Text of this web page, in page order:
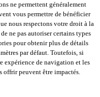
DU
ne permettent généralement
vous permettre de bénéficier
nous respectons votre droit à la
ne pas autoriser certains types
pour obtenir plus de détails
par défaut. Toutefois, si
expérience de navigation et les
offrir peuvent être impactés.